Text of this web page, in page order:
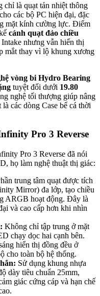
chỉ là quạt tản nhiệt thông
các bộ PC hiện đại, đặc
mặt kính cường lực. Điểm
cánh quạt đảo chiều
nhưng vẫn hiển thị
mắt thay vì lộ khung xương
vòng bi Hydro Bearing
tuyệt đối dưới 19.80
nghệ tối thượng giúp nâng
các dòng Case bể cá thời
Pro 3 Reverse
Pro 3 Reverse đã nói
họ làm nghệ thuật thị giác:
trung tâm quạt được tích
Mirror) đa lớp, tạo chiều
ARGB hoạt động. Đây là
và cao cấp hơn khi nhìn
Không chỉ tập trung ở mặt
chạy dọc hai cạnh bên.
hiển thị đồng đều ở
cho toàn bộ hệ thống.
Sử dụng khung nhựa
dày tiêu chuẩn 25mm,
giác cứng cáp và hạn chế